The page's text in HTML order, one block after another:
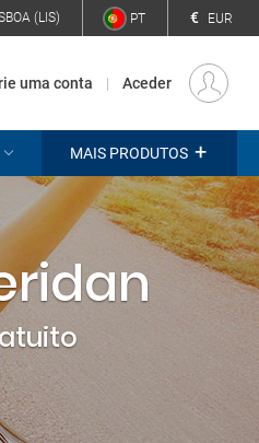
(LIS) PT € EUR
uma conta Aceder
MAIS PRODUTOS +